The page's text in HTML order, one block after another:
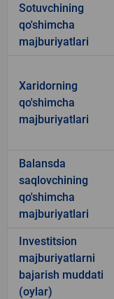
Sotuvchining
qo'shimcha
majburiyatlari
Xaridorning
qo'shimcha
majburiyatlari
Balansda
saqlovchining
qo'shimcha
majburiyatlari
Investitsion
majburiyatlarni
bajarish muddati
(oylar)